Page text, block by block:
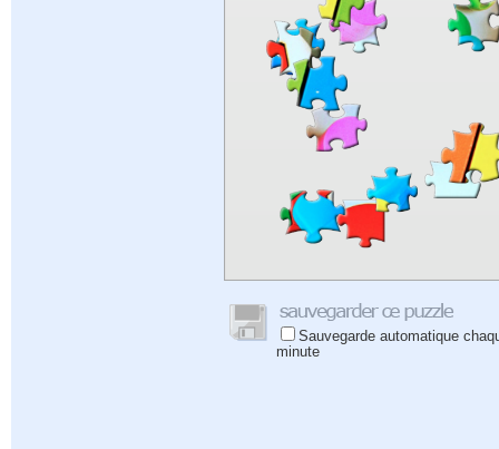
Sauvegarde automatique
minute